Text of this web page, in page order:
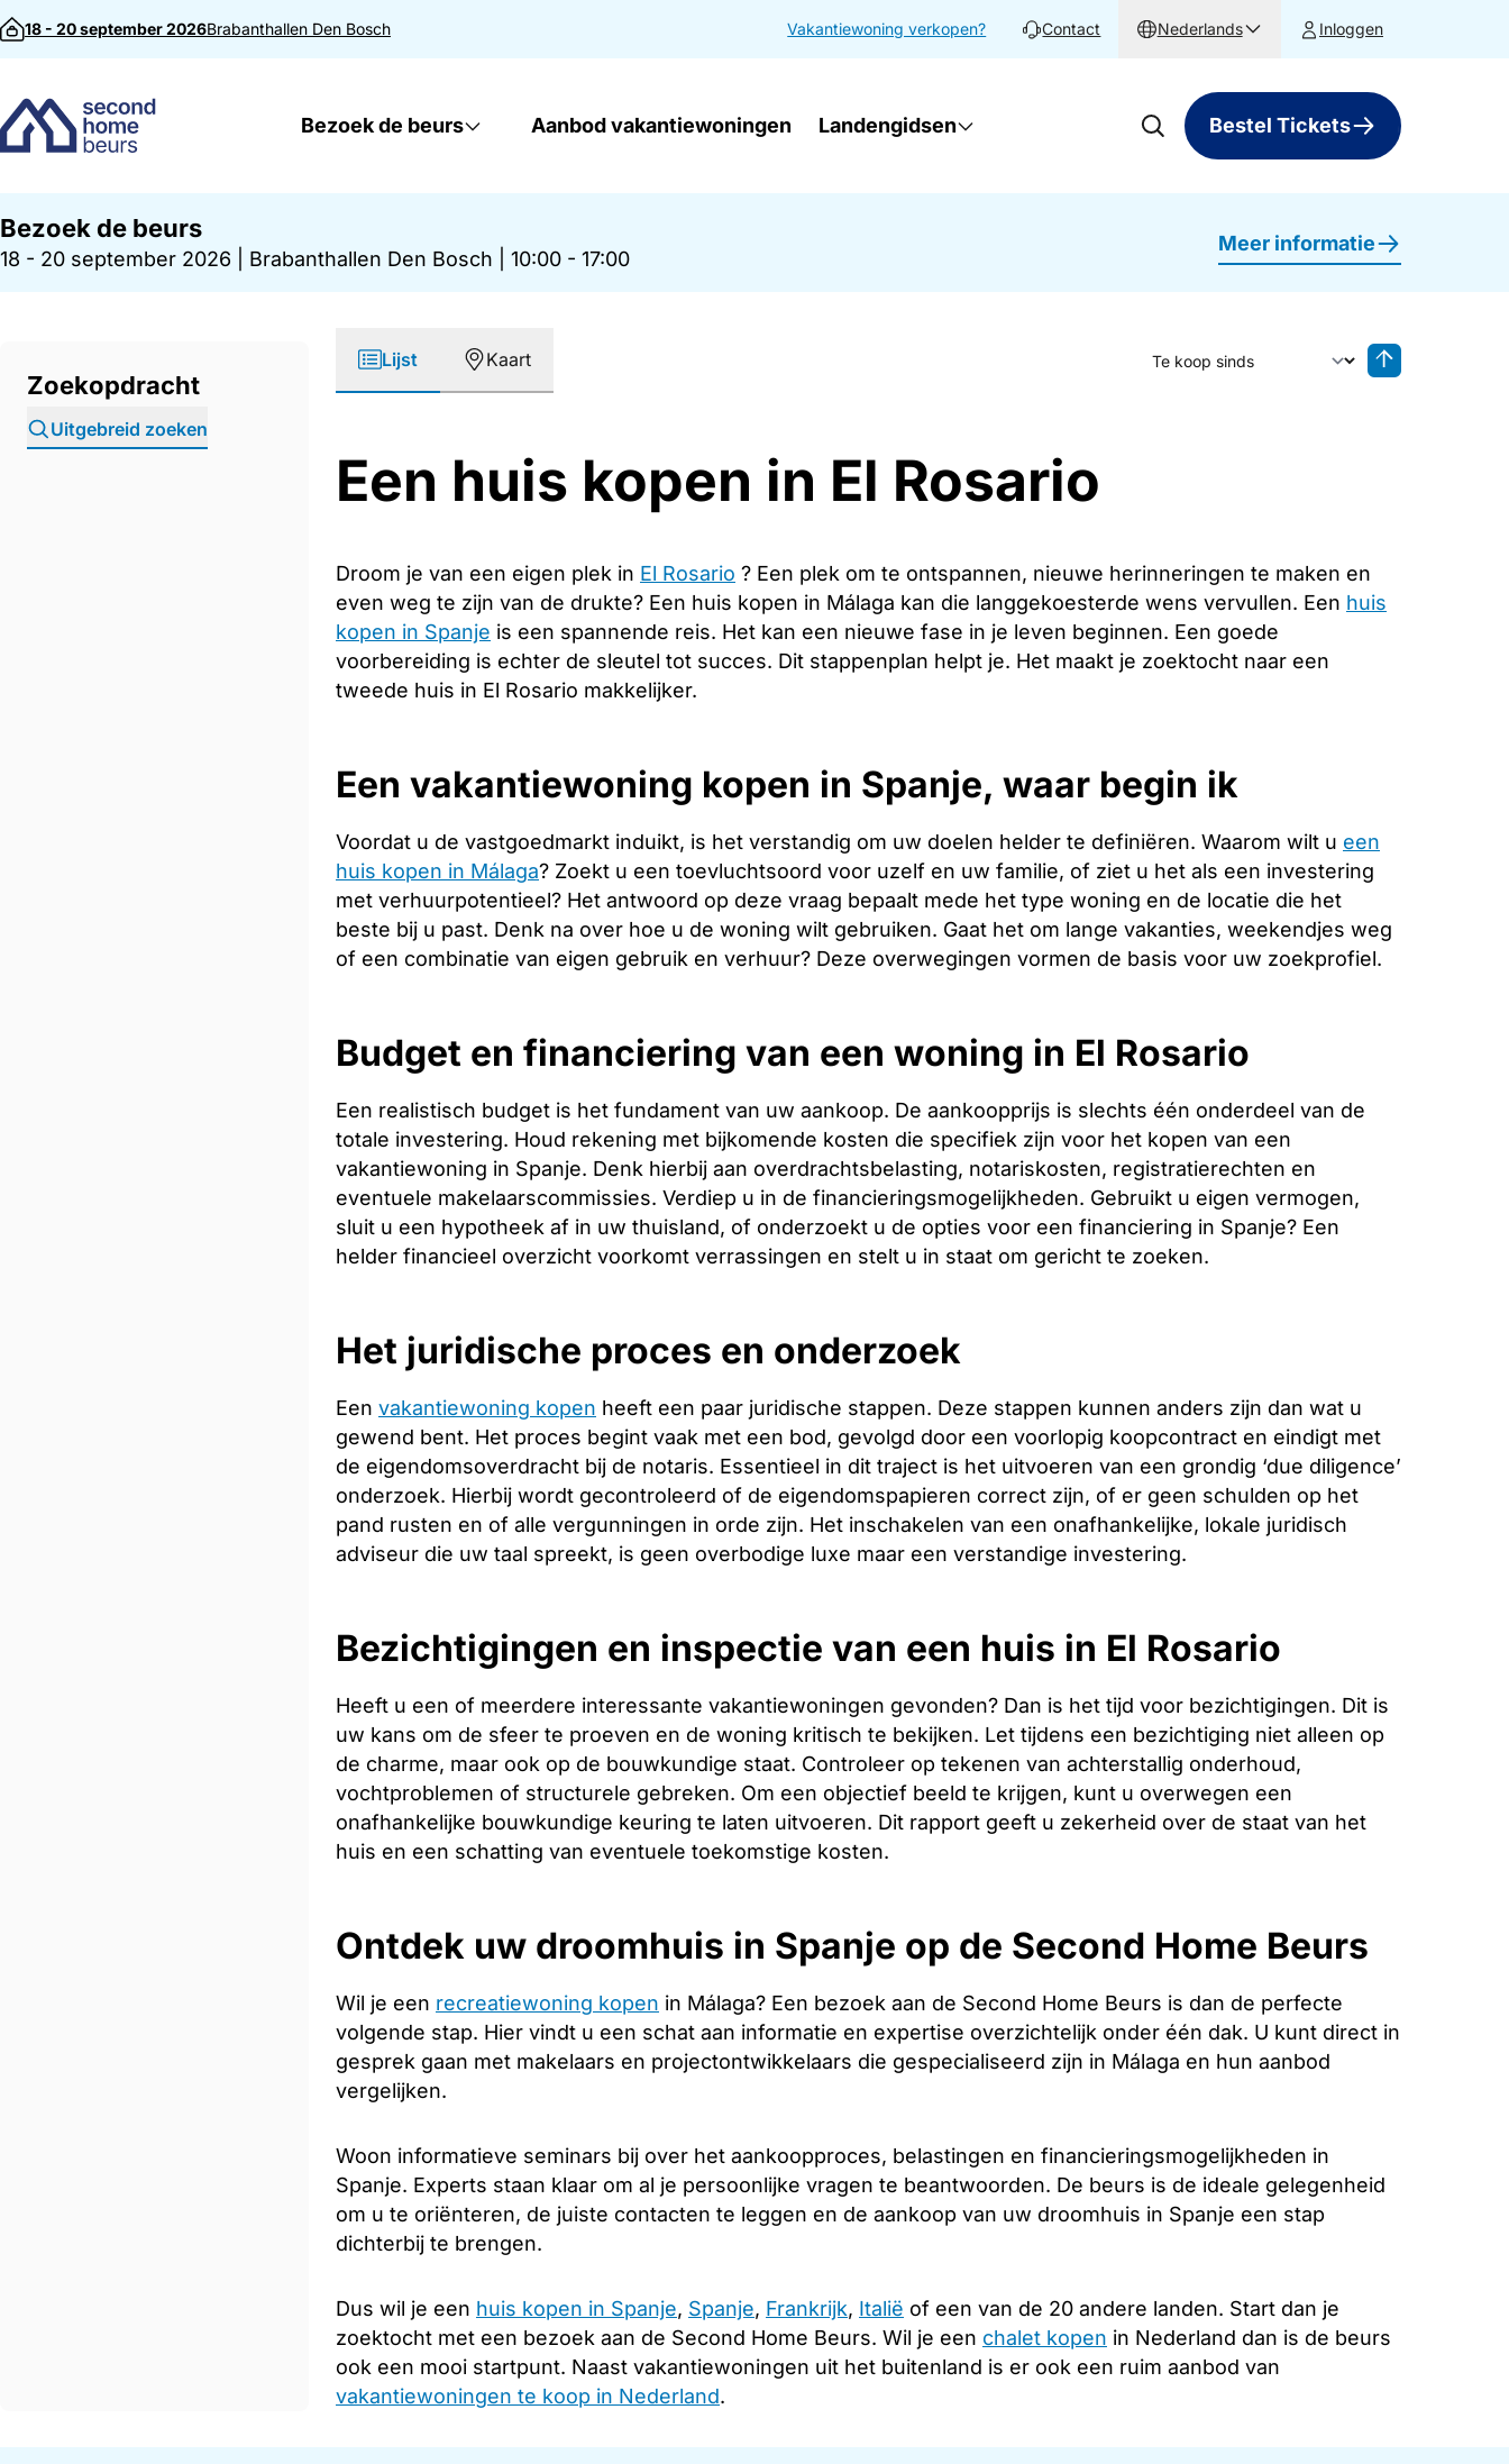
Direct naar inhoud
18 - 20 september 2026Brabanthallen Den Bosch Vakantiewoning verkopen? Contact Nederlands Inloggen
Bezoek de beurs Aanbod vakantiewoningen Landengidsen Bestel Tickets
Bezoek de beurs
18 - 20 september 2026 Brabanthallen Den Bosch 10:00 - 17:00
Meer informatie
Zoekopdracht
Uitgebreid zoeken
Lijst Kaart
Sorteer op
Een huis kopen in El Rosario
Droom je van een eigen plek in El Rosario ? Een plek om te ontspannen, nieuwe herinneringen te maken en
even weg te zijn van de drukte? Een huis kopen in Málaga kan die langgekoesterde wens vervullen. Een huis
kopen in Spanje is een spannende reis. Het kan een nieuwe fase in je leven beginnen. Een goede
voorbereiding is echter de sleutel tot succes. Dit stappenplan helpt je. Het maakt je zoektocht naar een
tweede huis in El Rosario makkelijker.
Een vakantiewoning kopen in Spanje, waar begin ik
Voordat u de vastgoedmarkt induikt, is het verstandig om uw doelen helder te definiëren. Waarom wilt u een
huis kopen in Málaga? Zoekt u een toevluchtsoord voor uzelf en uw familie, of ziet u het als een investering
met verhuurpotentieel? Het antwoord op deze vraag bepaalt mede het type woning en de locatie die het
beste bij u past. Denk na over hoe u de woning wilt gebruiken. Gaat het om lange vakanties, weekendjes weg
of een combinatie van eigen gebruik en verhuur? Deze overwegingen vormen de basis voor uw zoekprofiel.
Budget en financiering van een woning in El Rosario
Een realistisch budget is het fundament van uw aankoop. De aankoopprijs is slechts één onderdeel van de
totale investering. Houd rekening met bijkomende kosten die specifiek zijn voor het kopen van een
vakantiewoning in Spanje. Denk hierbij aan overdrachtsbelasting, notariskosten, registratierechten en
eventuele makelaarscommissies. Verdiep u in de financieringsmogelijkheden. Gebruikt u eigen vermogen,
sluit u een hypotheek af in uw thuisland, of onderzoekt u de opties voor een financiering in Spanje? Een
helder financieel overzicht voorkomt verrassingen en stelt u in staat om gericht te zoeken.
Het juridische proces en onderzoek
Een vakantiewoning kopen heeft een paar juridische stappen. Deze stappen kunnen anders zijn dan wat u
gewend bent. Het proces begint vaak met een bod, gevolgd door een voorlopig koopcontract en eindigt met
de eigendomsoverdracht bij de notaris. Essentieel in dit traject is het uitvoeren van een grondig ‘due diligence’
onderzoek. Hierbij wordt gecontroleerd of de eigendomspapieren correct zijn, of er geen schulden op het
pand rusten en of alle vergunningen in orde zijn. Het inschakelen van een onafhankelijke, lokale juridisch
adviseur die uw taal spreekt, is geen overbodige luxe maar een verstandige investering.
Bezichtigingen en inspectie van een huis in El Rosario
Heeft u een of meerdere interessante vakantiewoningen gevonden? Dan is het tijd voor bezichtigingen. Dit is
uw kans om de sfeer te proeven en de woning kritisch te bekijken. Let tijdens een bezichtiging niet alleen op
de charme, maar ook op de bouwkundige staat. Controleer op tekenen van achterstallig onderhoud,
vochtproblemen of structurele gebreken. Om een objectief beeld te krijgen, kunt u overwegen een
onafhankelijke bouwkundige keuring te laten uitvoeren. Dit rapport geeft u zekerheid over de staat van het
huis en een schatting van eventuele toekomstige kosten.
Ontdek uw droomhuis in Spanje op de Second Home Beurs
Wil je een recreatiewoning kopen in Málaga? Een bezoek aan de Second Home Beurs is dan de perfecte
volgende stap. Hier vindt u een schat aan informatie en expertise overzichtelijk onder één dak. U kunt direct in
gesprek gaan met makelaars en projectontwikkelaars die gespecialiseerd zijn in Málaga en hun aanbod
vergelijken.
Woon informatieve seminars bij over het aankoopproces, belastingen en financieringsmogelijkheden in
Spanje. Experts staan klaar om al je persoonlijke vragen te beantwoorden. De beurs is de ideale gelegenheid
om u te oriënteren, de juiste contacten te leggen en de aankoop van uw droomhuis in Spanje een stap
dichterbij te brengen.
Dus wil je een huis kopen in Spanje, Spanje, Frankrijk, Italië of een van de 20 andere landen. Start dan je
zoektocht met een bezoek aan de Second Home Beurs. Wil je een chalet kopen in Nederland dan is de beurs
ook een mooi startpunt. Naast vakantiewoningen uit het buitenland is er ook een ruim aanbod van
vakantiewoningen te koop in Nederland.